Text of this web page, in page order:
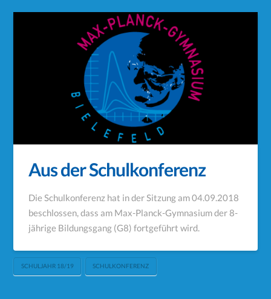
Aus der Schulkonferenz
Die Schulkonferenz hat in der Sitzung am 04.09.2018
beschlossen, dass am Max-Planck-Gymnasium der 8-
jährige Bildungsgang (G8) fortgeführt wird.
SCHULJAHR 18/19 SCHULKONFERENZ